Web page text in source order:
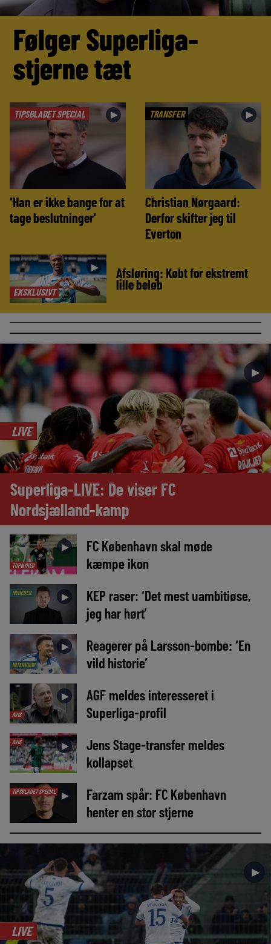
Følger Superliga-
stjerne tæt
TIPSBLADET SPECIAL ►
‘Han er ikke bange for at
tage beslutninger’
TRANSFER ►
Christian Nørgaard:
Derfor skifter jeg til
Everton
EKSKLUSIVT
► Afsløring: Købt for ekstremt
lille beløb
►
LIVE
Superliga-LIVE: De viser FC
Nordsjælland-kamp
TOPNYHED
►
FC København skal møde
kæmpe ikon
NYHEDER ►
KEP raser: ‘Det mest uambitiøse,
jeg har hørt’
INTERVIEW
►
Reagerer på Larsson-bombe: ‘En
vild historie’
AVIS
►
AGF meldes interesseret i
Superliga-profil
AVIS ►
Jens Stage-transfer meldes
kollapset
TIPSBLADET SPECIAL ►
Farzam spår: FC København
henter en stor stjerne
►
LIVE